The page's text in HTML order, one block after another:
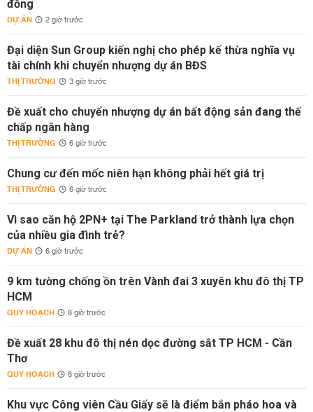
đồng
DỰ ÁN 2 giờ trước
Đại diện Sun Group kiến nghị cho phép kế thừa nghĩa vụ
tài chính khi chuyển nhượng dự án BĐS
THỊ TRƯỜNG 3 giờ trước
Đề xuất cho chuyển nhượng dự án bất động sản đang thế
chấp ngân hàng
THỊ TRƯỜNG 6 giờ trước
Chung cư đến mốc niên hạn không phải hết giá trị
THỊ TRƯỜNG 6 giờ trước
Vì sao căn hộ 2PN+ tại The Parkland trở thành lựa chọn
của nhiều gia đình trẻ?
DỰ ÁN 6 giờ trước
9 km tường chống ồn trên Vành đai 3 xuyên khu đô thị TP
HCM
QUY HOẠCH 8 giờ trước
Đề xuất 28 khu đô thị nén dọc đường sắt TP HCM - Cần
Thơ
QUY HOẠCH 8 giờ trước
Khu vực Công viên Cầu Giấy sẽ là điểm bắn pháo hoa và